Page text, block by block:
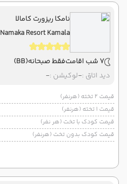
نامکا ریزورت کامالا
Namaka Resort Kamala
7 شب اقامت فقط صبحانه(BB)
دید اتاق :-لوکیشن :-
قیمت 2 تخته (هرنفر)
قیمت 1 تخته (هرنفر)
قیمت کودک با تخت (هر نفر)
قیمت کودک بدون تخت (هرنفر)